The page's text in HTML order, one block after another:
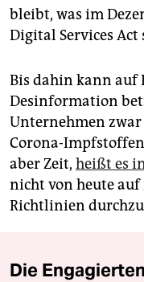
bleibt, was im
Digital Services Act
Bis dahin kann auf
Desinformation
Unternehmen
Corona-Impfstoffen
aber Zeit, heißt es
nicht von heute
Richtlinien
Die